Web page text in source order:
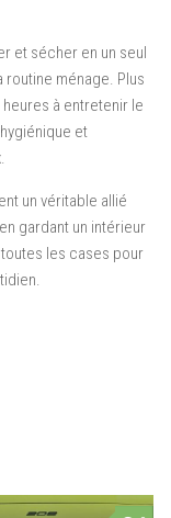
et sécher en un seul
ménage. Plus
à entretenir le
et
un véritable allié
gardant un intérieur
les cases pour